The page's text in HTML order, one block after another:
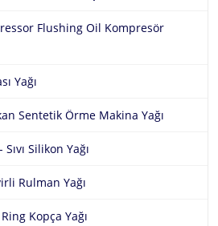
Flushing Oil Kompresör
Yağı
Sentetik Örme Makina Yağı
Silikon Yağı
Rulman Yağı
Kopça Yağı